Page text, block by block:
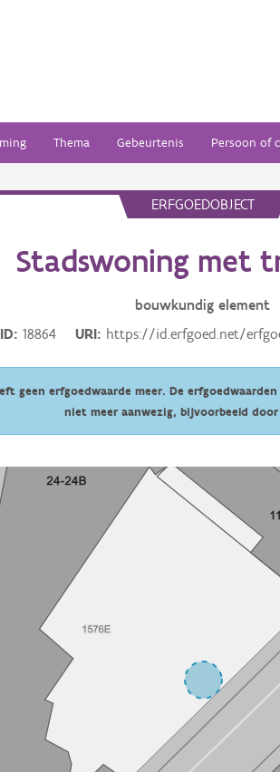
Thema Gebeurtenis Persoon of
ERFGOEDOBJECT
Stadswoning met
bouwkundig element
ID
18864 URI https://id.erfgoed.net/
geen erfgoedwaarde meer. De
niet meer aanwezig, bijvoorbeeld